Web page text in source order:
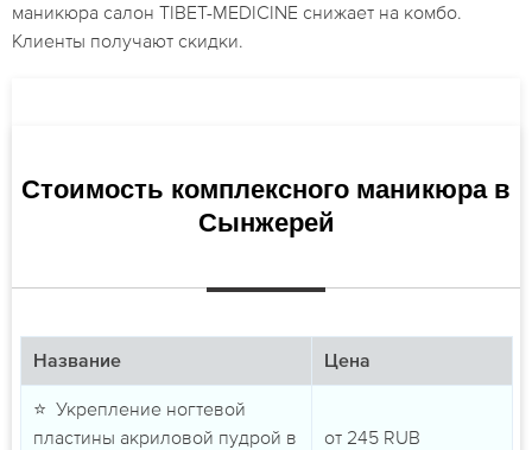
маникюра салон TIBET-MEDICINE снижает на комбо.
Клиенты получают скидки.
Стоимость комплексного маникюра в
Сынжерей
Название Цена
⭐ Укрепление ногтевой
пластины акриловой пудрой в
от 245 RUB